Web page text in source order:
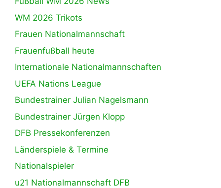
WM 2026 Trikots
Frauen Nationalmannschaft
Frauenfußball heute
Internationale Nationalmannschaften
UEFA Nations League
Bundestrainer Julian Nagelsmann
Bundestrainer Jürgen Klopp
DFB Pressekonferenzen
Länderspiele & Termine
Nationalspieler
u21 Nationalmannschaft DFB